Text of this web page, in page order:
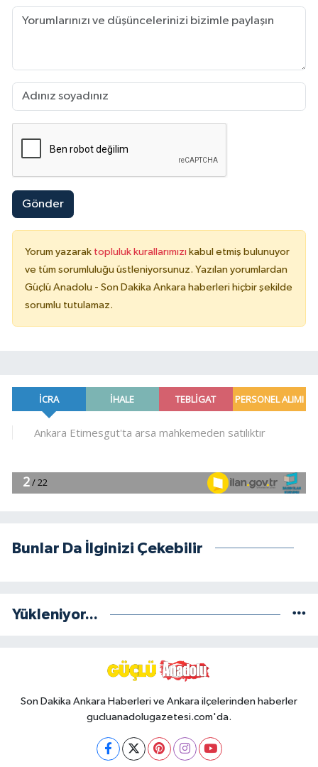
Gönder
Yorum yazarak topluluk kurallarımızı kabul etmiş bulunuyor
ve tüm sorumluluğu üstleniyorsunuz. Yazılan yorumlardan
Güçlü Anadolu - Son Dakika Ankara haberleri hiçbir şekilde
sorumlu tutulamaz.
Bunlar Da İlginizi Çekebilir
Yükleniyor...
Son Dakika Ankara Haberleri ve Ankara ilçelerinden haberler
gucluanadolugazetesi.com'da.